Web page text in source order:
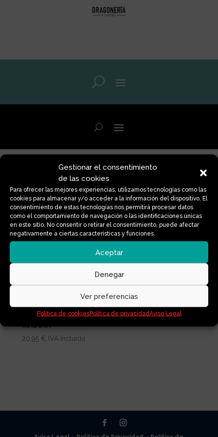
Gestionar el consentimiento
de las cookies
Para ofrecer las mejores experiencias, utilizamos tecnologías como las
cookies para almacenar y/o acceder a la información del dispositivo. El
consentimiento de estas tecnologías nos permitirá procesar datos
como el comportamiento de navegación o las identificaciones únicas
en este sitio. No consentir o retirar el consentimiento, puede afectar
negativamente a ciertas características y funciones.
Aceptar
Denegar
Ver preferencias
Política de cookiesPolítica de privacidadAviso Legal
Accesorios
Volver a la tienda
BROCHA AFEITADO
MADERA
20,95 € IVA Incluido